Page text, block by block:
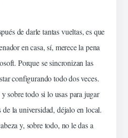
de darle tantas vueltas, es que
en casa, sí, merece la pena
Porque se sincronizan las
configurando todo dos veces.
sobre todo si lo usas para jugar
de la universidad, déjalo en local.
y, sobre todo, no le das a